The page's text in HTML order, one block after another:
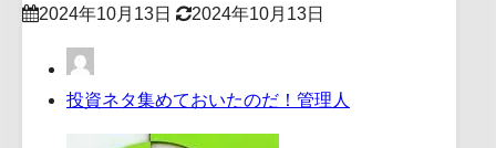
2024年10月13日 2024年10月13日
投資ネタ集めておいたのだ！管理人